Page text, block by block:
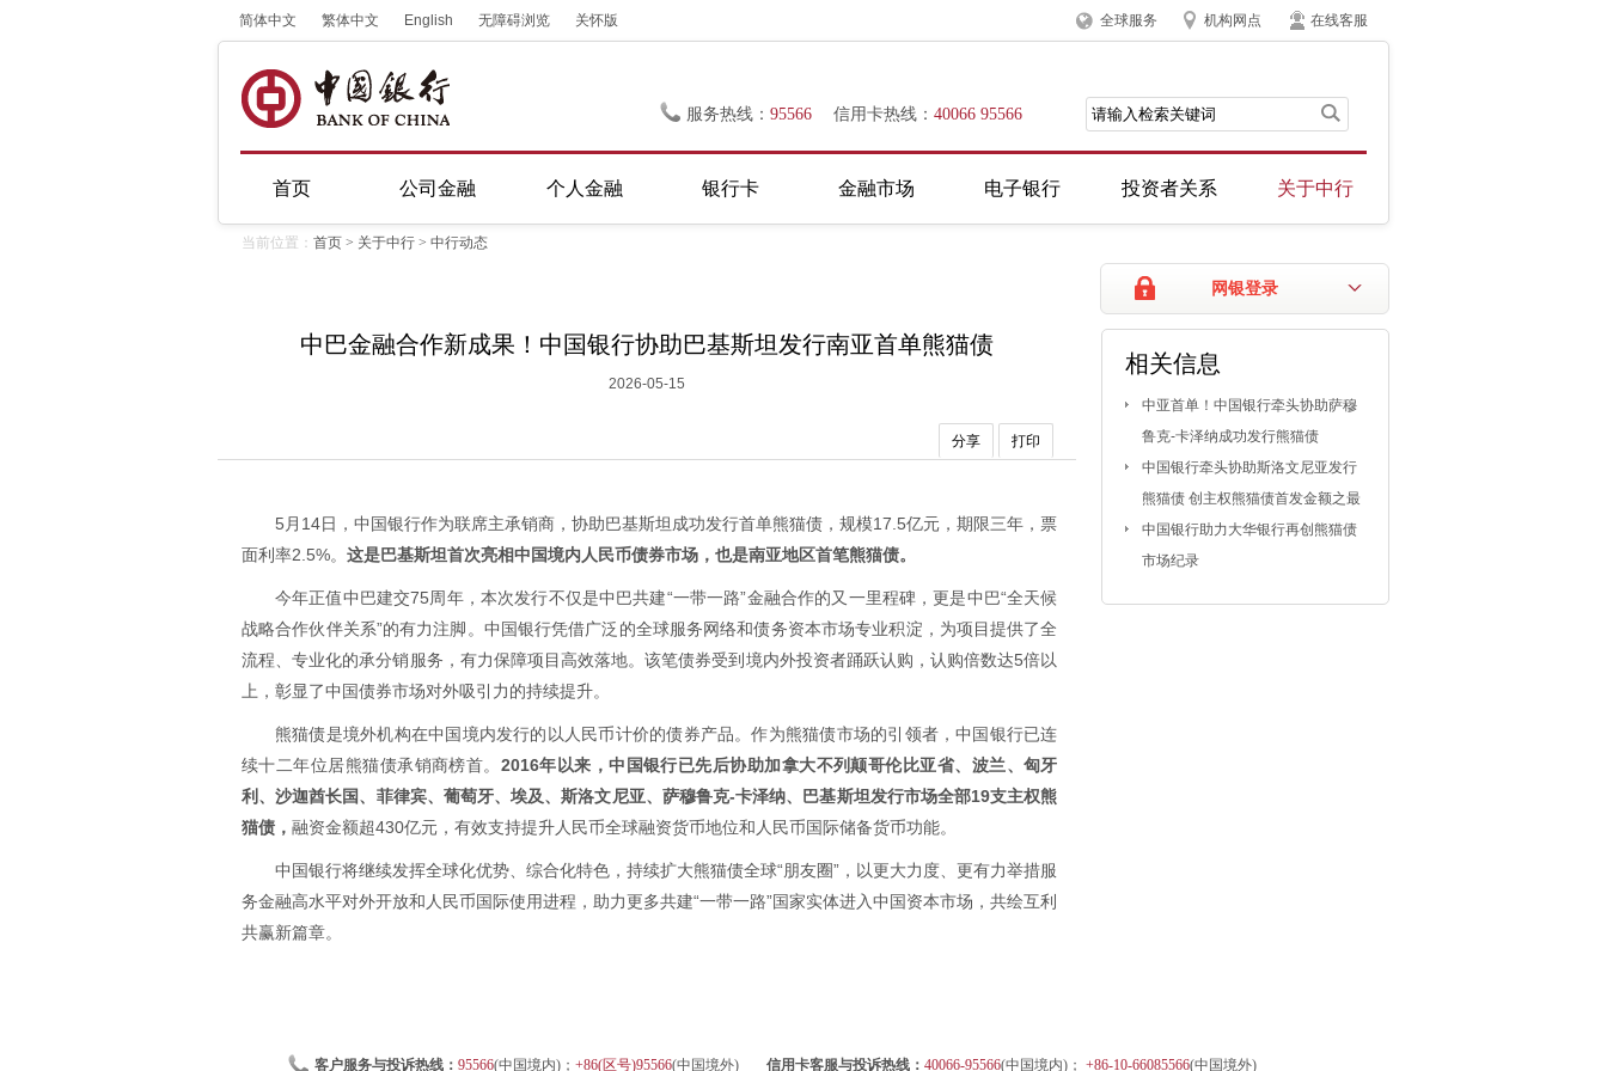
简体中文 繁体中文 English 无障碍浏览 关怀版 全球服务 机构网点 在线客服
服务热线： 95566 信用卡热线： 40066 95566
首页 公司金融 个人金融 银行卡 金融市场 电子银行 投资者关系 关于中行
当前位置： 首页 > 关于中行 > 中行动态
网银登录
中巴金融合作新成果！中国银行协助巴基斯坦发行南亚首单熊猫债
2026-05-15
分享 打印
5月14日，中国银行作为联席主承销商，协助巴基斯坦成功发行首单熊猫债，规模17.5亿元，期限三年，票
面利率2.5%。 这是巴基斯坦首次亮相中国境内人民币债券市场，也是南亚地区首笔熊猫债。
今年正值中巴建交75周年，本次发行不仅是中巴共建“一带一路”金融合作的又一里程碑，更是中巴“全天候
战略合作伙伴关系”的有力注脚。中国银行凭借广泛的全球服务网络和债务资本市场专业积淀，为项目提供了全
流程、专业化的承分销服务，有力保障项目高效落地。该笔债券受到境内外投资者踊跃认购，认购倍数达5倍以
上，彰显了中国债券市场对外吸引力的持续提升。
熊猫债是境外机构在中国境内发行的以人民币计价的债券产品。作为熊猫债市场的引领者，中国银行已连
续十二年位居熊猫债承销商榜首。 2016年以来，中国银行已先后协助加拿大不列颠哥伦比亚省、波兰、匈牙
利、沙迦酋长国、菲律宾、葡萄牙、埃及、斯洛文尼亚、萨穆鲁克-卡泽纳、巴基斯坦发行市场全部19支主权熊
猫债， 融资金额超430亿元，有效支持提升人民币全球融资货币地位和人民币国际储备货币功能。
中国银行将继续发挥全球化优势、综合化特色，持续扩大熊猫债全球“朋友圈”，以更大力度、更有力举措服
务金融高水平对外开放和人民币国际使用进程，助力更多共建“一带一路”国家实体进入中国资本市场，共绘互利
共赢新篇章。
相关信息
中亚首单！中国银行牵头协助萨穆
鲁克-卡泽纳成功发行熊猫债
中国银行牵头协助斯洛文尼亚发行
熊猫债 创主权熊猫债首发金额之最
中国银行助力大华银行再创熊猫债
市场纪录
客户服务与投诉热线： 95566(中国境内)； +86(区号)95566(中国境外) 信用卡客服与投诉热线： 40066-95566(中国境内)； +86-10-66085566(中国境外)